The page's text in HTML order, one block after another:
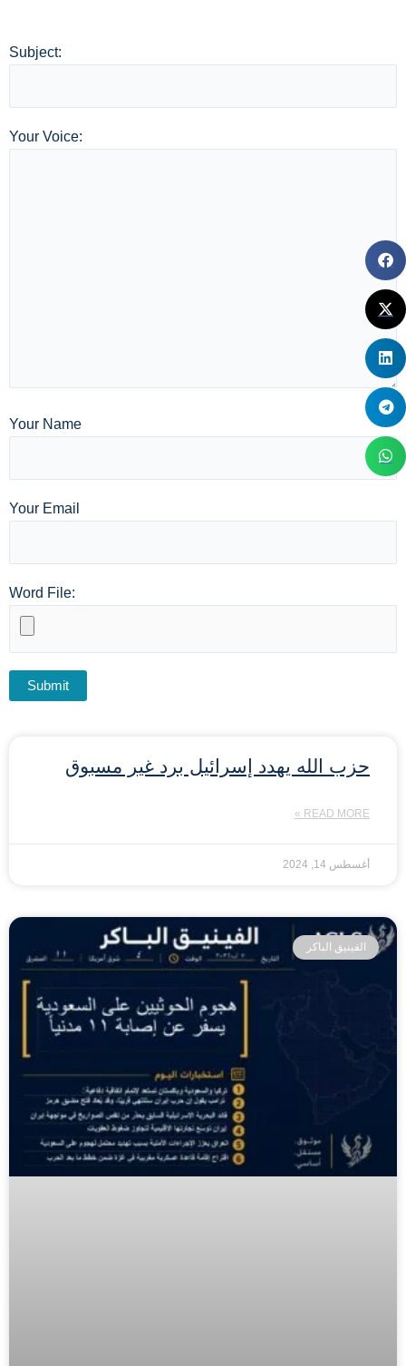
Subject:
Your Voice:
Your Name
Your Email
Word File:
حزب الله يهدد إسرائيل برد غير مسبوق
READ MORE »
أغسطس 14, 2024
الفينيق الباكر